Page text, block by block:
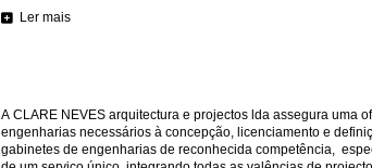
Ler mais
A CLARE NEVES arquitectura e projectos lda assegura uma
engenharias necessários à concepção, licenciamento e
gabinetes de engenharias de reconhecida competência,